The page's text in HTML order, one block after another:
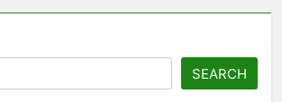
SEARCH